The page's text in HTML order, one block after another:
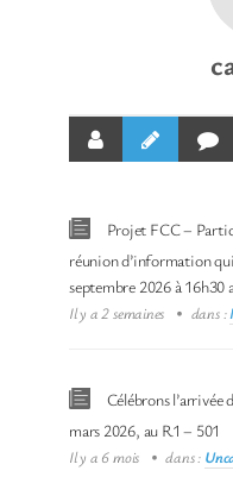
Projet FCC –
réunion d’information
septembre 2026 à 16h30
Il y a 2 semaines dans :
Célébrons
mars 2026, au R1 – 501
Il y a 6 mois dans :